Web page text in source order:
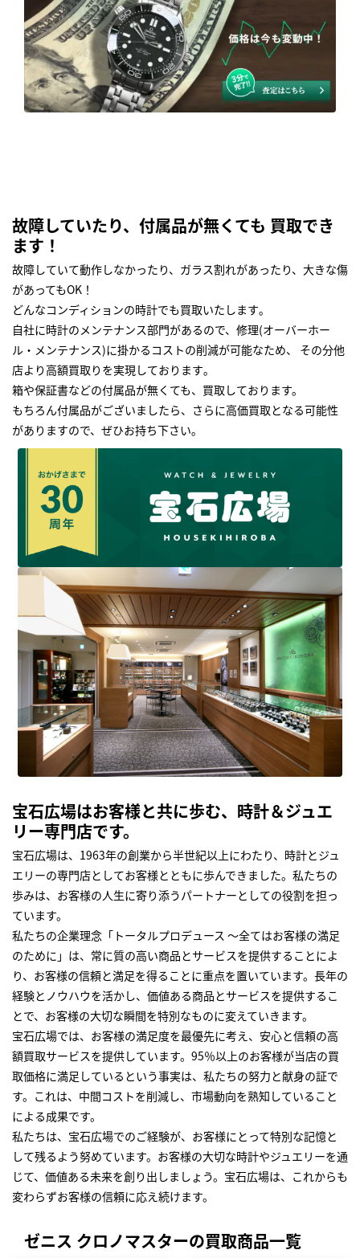
故障していたり、付属品が無くても 買取でき
ます！
故障していて動作しなかったり、ガラス割れがあったり、大きな傷
があってもOK！
どんなコンディションの時計でも買取いたします｡
自社に時計のメンテナンス部門があるので、修理(オーバーホー
ル・メンテナンス)に掛かるコストの削減が可能なため、 その分他
店より高額買取りを実現しております｡
箱や保証書などの付属品が無くても、買取しております。
もちろん付属品がございましたら、さらに高価買取となる可能性
がありますので、ぜひお持ち下さい｡
宝石広場はお客様と共に歩む、時計＆ジュエ
リー専門店です。
宝石広場は、1963年の創業から半世紀以上にわたり、時計とジュ
エリーの専門店としてお客様とともに歩んできました。私たちの
歩みは、お客様の人生に寄り添うパートナーとしての役割を担っ
ています。
私たちの企業理念「トータルプロデュース ～全てはお客様の満足
のために」は、常に質の高い商品とサービスを提供することによ
り、お客様の信頼と満足を得ることに重点を置いています。長年の
経験とノウハウを活かし、価値ある商品とサービスを提供するこ
とで、お客様の大切な瞬間を特別なものに変えていきます。
宝石広場では、お客様の満足度を最優先に考え、安心と信頼の高
額買取サービスを提供しています。95％以上のお客様が当店の買
取価格に満足しているという事実は、私たちの努力と献身の証で
す。これは、中間コストを削減し、市場動向を熟知していること
による成果です。
私たちは、宝石広場でのご経験が、お客様にとって特別な記憶と
して残るよう努めています。お客様の大切な時計やジュエリーを通
じて、価値ある未来を創り出しましょう。宝石広場は、これからも
変わらずお客様の信頼に応え続けます。
ゼニス クロノマスターの買取商品一覧